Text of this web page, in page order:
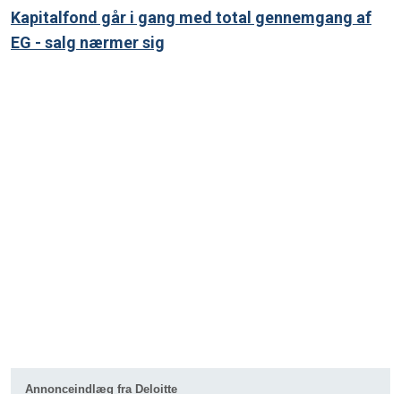
Kapitalfond går i gang med total gennemgang af
EG - salg nærmer sig
Annonceindlæg fra Deloitte